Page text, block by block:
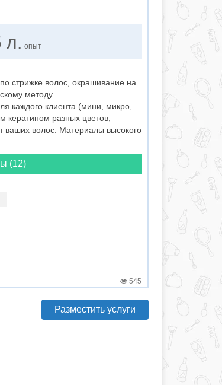
л. опыт
стрижке волос, окрашивание на
методу
каждого клиента (мини, микро,
кератином разных цветов,
ваших волос. Материалы высокого
(12)
545
Разместить услуги